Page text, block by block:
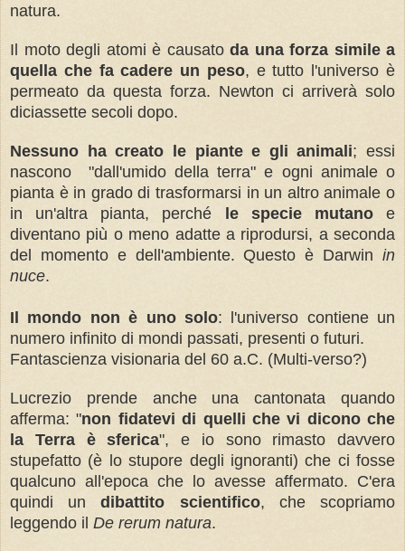
natura.
Il moto degli atomi è causato da una forza simile a
quella che fa cadere un peso, e tutto l'universo è
permeato da questa forza. Newton ci arriverà solo
diciassette secoli dopo.
Nessuno ha creato le piante e gli animali; essi
nascono "dall'umido della terra" e ogni animale o
pianta è in grado di trasformarsi in un altro animale o
in un'altra pianta, perché le specie mutanoe
diventano più o meno adatte a riprodursi, a seconda
del momento e dell'ambiente. Questo è Darwin in
nuce.
Il mondo non è uno solo: l'universo contiene un
numero infinito di mondi passati, presenti o futuri.
Fantascienza visionaria del 60 a.C. (Multi-verso?)
Lucrezio prende anche una cantonata quando
afferma: "non fidatevi di quelli che vi dicono che
la Terra è sferica", e io sono rimasto davvero
stupefatto (è lo stupore degli ignoranti) che ci fosse
qualcuno all'epoca che lo avesse affermato. C'era
quindi undibattito scientifico, che scopriamo
leggendo il De rerum natura.